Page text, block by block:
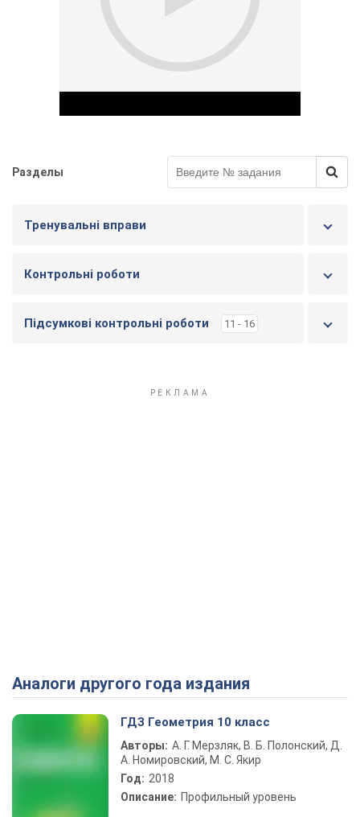
Разделы
Тренувальні вправи
Контрольні роботи
Підсумкові контрольні роботи 11 - 16
Аналоги другого года издания
ГДЗ Геометрия 10 класс
Авторы: А. Г. Мерзляк, В. Б. Полонский, Д.
А. Номировский, М. С. Якир
Год: 2018
Описание: Профильный уровень